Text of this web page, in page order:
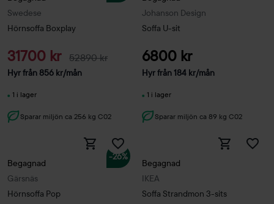
Swedese
Hörnsoffa Boxplay
31700 kr 52890 kr
Hyr från 856 kr/mån
1 i lager
Sparar miljön ca 256 kg C02
Johanson Design
Soffa U-sit
6800 kr
Hyr från184 kr/mån
1 i lager
Sparar miljön ca 89 kg C02
-26%
Gärsnäs
Begagnad
Hörnsoffa Pop
IKEA
Begagnad
Soffa Strandmon 3-sits